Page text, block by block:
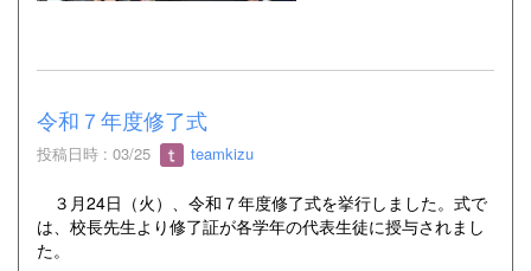
令和７年度修了式
投稿日時 : 03/25 teamkizu
３月24日（火）、令和７年度修了式を挙行しました。式で
は、校長先生より修了証が各学年の代表生徒に授与されまし
た。